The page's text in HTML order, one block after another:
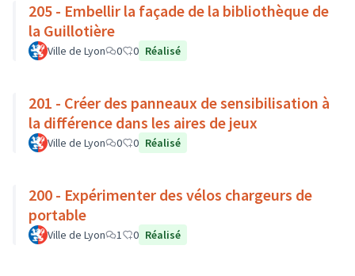
205 - Embellir la façade de la bibliothèque de
la Guillotière
Ville de Lyon 0 0 Réalisé
201 - Créer des panneaux de sensibilisation à
la différence dans les aires de jeux
Ville de Lyon 0 0 Réalisé
200 - Expérimenter des vélos chargeurs de
portable
Ville de Lyon 1 0 Réalisé